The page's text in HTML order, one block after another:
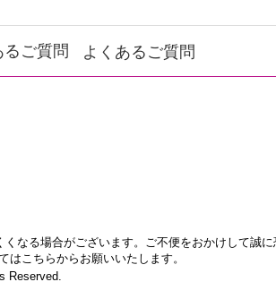
よくあるご質問
なる場合がございます。ご不便をおかけして誠
こちらからお願いいたします。
Reserved.